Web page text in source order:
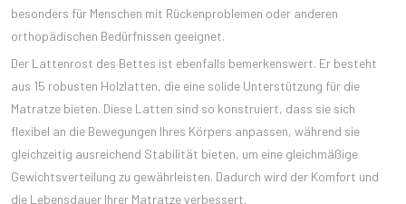
besonders für Menschen mit Rückenproblemen oder anderen
orthopädischen Bedürfnissen geeignet.
Der Lattenrost des Bettes ist ebenfalls bemerkenswert. Er besteht
aus 15 robusten Holzlatten, die eine solide Unterstützung für die
Matratze bieten. Diese Latten sind so konstruiert, dass sie sich
flexibel an die Bewegungen Ihres Körpers anpassen, während sie
gleichzeitig ausreichend Stabilität bieten, um eine gleichmäßige
Gewichtsverteilung zu gewährleisten. Dadurch wird der Komfort und
die Lebensdauer Ihrer Matratze verbessert.